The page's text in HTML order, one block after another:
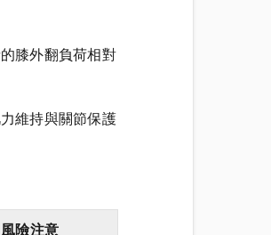
膝外翻負荷相對
維持與關節保護
風險注意